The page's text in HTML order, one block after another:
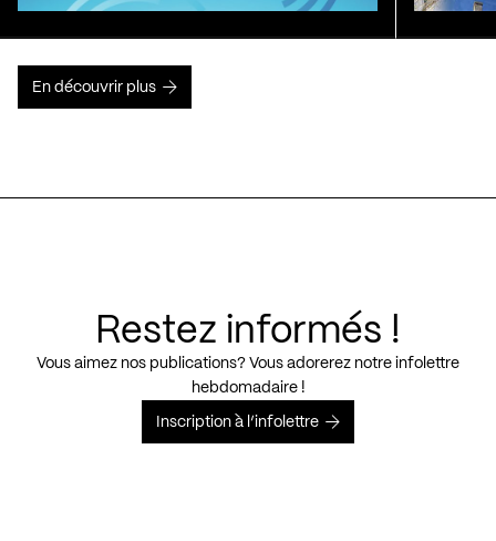
En découvrir plus
Restez informés !
Vous aimez nos publications? Vous adorerez notre infolettre
hebdomadaire !
Inscription à l’infolettre